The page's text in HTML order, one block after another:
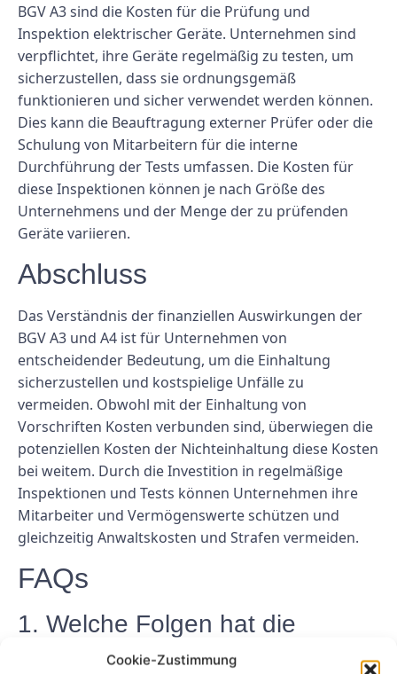
Cookie-Zustimmung
BGV A3 sind die Kosten für die Prüfung und
Inspektion elektrischer Geräte. Unternehmen sind
verpflichtet, ihre Geräte regelmäßig zu testen, um
sicherzustellen, dass sie ordnungsgemäß
funktionieren und sicher verwendet werden können.
Dies kann die Beauftragung externer Prüfer oder die
Schulung von Mitarbeitern für die interne
Durchführung der Tests umfassen. Die Kosten für
diese Inspektionen können je nach Größe des
Unternehmens und der Menge der zu prüfenden
Geräte variieren.
Abschluss
Das Verständnis der finanziellen Auswirkungen der
BGV A3 und A4 ist für Unternehmen von
entscheidender Bedeutung, um die Einhaltung
sicherzustellen und kostspielige Unfälle zu
vermeiden. Obwohl mit der Einhaltung von
Vorschriften Kosten verbunden sind, überwiegen die
potenziellen Kosten der Nichteinhaltung diese Kosten
bei weitem. Durch die Investition in regelmäßige
Inspektionen und Tests können Unternehmen ihre
Mitarbeiter und Vermögenswerte schützen und
gleichzeitig Anwaltskosten und Strafen vermeiden.
FAQs
1. Welche Folgen hat die
Nichteinhaltung der BGV A3